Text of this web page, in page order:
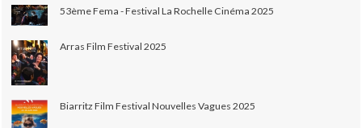
53ème Fema - Festival La Rochelle Cinéma 2025
Arras Film Festival 2025
Biarritz Film Festival Nouvelles Vagues 2025